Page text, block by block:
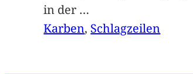
in der …
Karben, Schlagzeilen